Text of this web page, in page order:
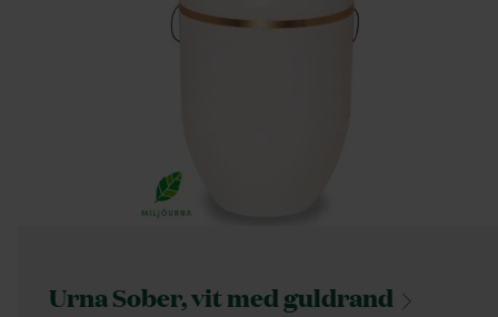
Urna Sober, vit medguldrand